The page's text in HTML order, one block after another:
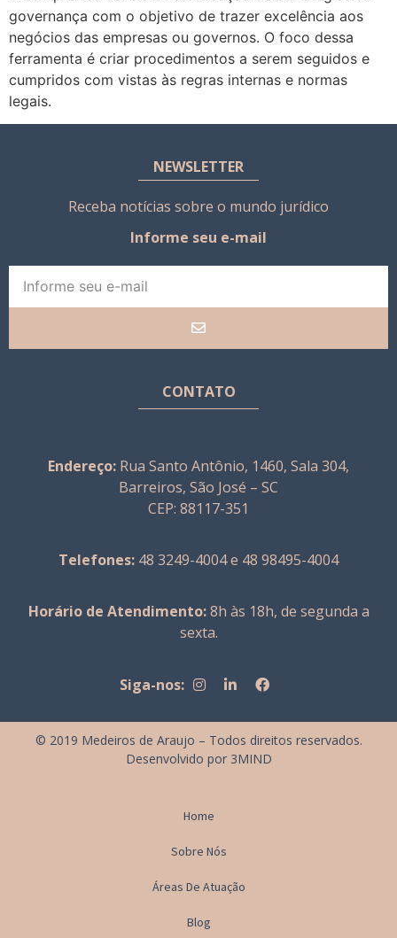
governança com o objetivo de trazer excelência aos
negócios das empresas ou governos. O foco dessa
ferramenta é criar procedimentos a serem seguidos e
cumpridos com vistas às regras internas e normas
legais.
NEWSLETTER
Receba notícias sobre o mundo jurídico
Informe seu e-mail
CONTATO
Endereço: Rua Santo Antônio, 1460, Sala 304,
Barreiros, São José – SC
CEP: 88117-351
Telefones: 48 3249-4004 e 48 98495-4004
Horário de Atendimento:8h às 18h, de segunda a
sexta.
Siga-nos:
© 2019 Medeiros de Araujo – Todos direitos reservados.
Desenvolvido por 3MIND
Home
Sobre Nós
Áreas De Atuação
Blog